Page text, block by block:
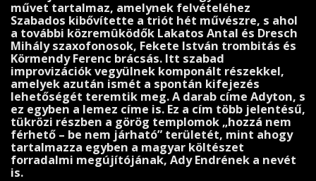
művet tartalmaz, amelynek felvételéhez
Szabados kibővítette a triót hét művészre, s ahol
a további közremûködők Lakatos Antal és Dresch
Mihály szaxo­fonosok, Fekete István trombitás és
Körmendy Ferenc brácsás. Itt szabad
improvizációk vegyülnek komponált részekkel,
amelyek azután ismét a spontán kifejezés
lehetőségét teremtik meg. A darab címe Adyton, s
ez egyben a lemez címe is. Ez a cím több jelenté­sű,
tükrözi részben a görög templomok „hozzá nem
férhető – be nem járható” területét, mint ahogy
tartalmazza egy­ben a magyar költészet
forradalmi megújítójának, Ady End­rének a nevét
is.